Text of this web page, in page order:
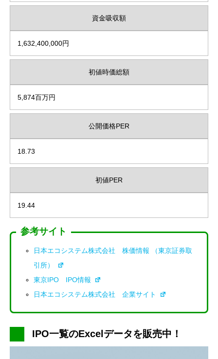
資金吸収額
1,632,400,000円
初値時価総額
5,874百万円
公開価格PER
18.73
初値PER
19.44
参考サイト
日本エコシステム株式会社 株価情報 （東京証券取
引所）
東京IPO IPO情報
日本エコシステム株式会社 企業サイト
IPO一覧のExcelデータを販売中！